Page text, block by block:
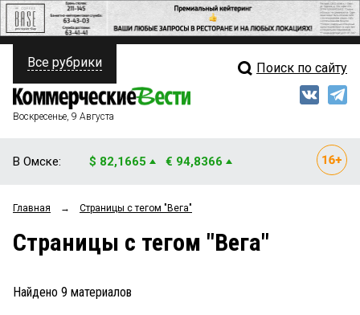
ПОЛИТИКА
ФИНАНСЫ
ОБЩЕСТВО
ЗАКОН
НОВОСТИ КОМПАНИЙ
Свежий выпуск
Рейтинги
Все рубрики Поиск по сайту
Воскресенье, 9 Августа
В Омске: $ 82,1665 € 94,8366
Главная → Страницы c тегом "Вега"
Страницы c тегом "Вега"
Найдено 9 материалов